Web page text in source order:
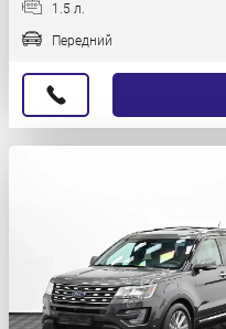
1.5 л.
Передний